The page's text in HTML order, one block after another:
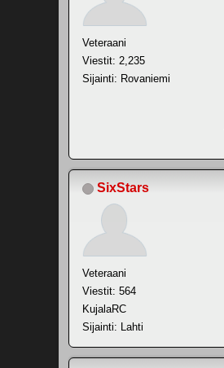
Veteraani
Viestit: 2,235
Sijainti: Rovaniemi
SixStars
Veteraani
Viestit: 564
KujalaRC
Sijainti: Lahti